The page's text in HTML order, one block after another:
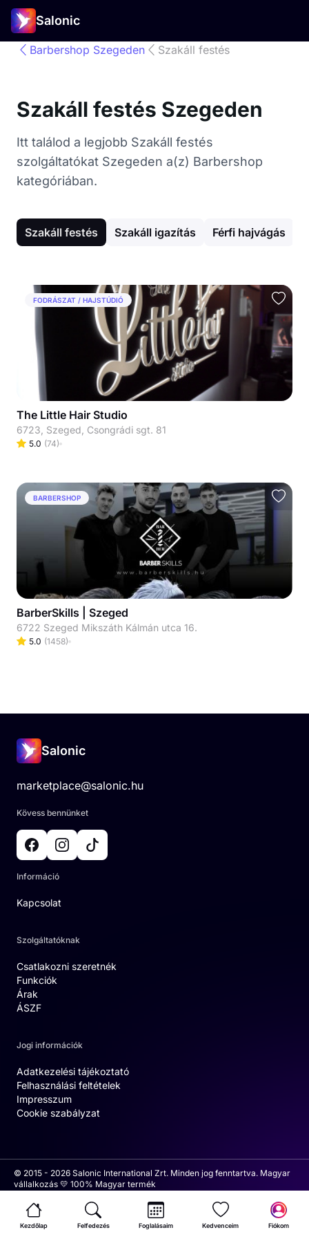
Salonic
Barbershop Szegeden Szakáll festés
Szakáll festés Szegeden
Itt találod a legjobb Szakáll festés
szolgáltatókat Szegeden a(z) Barbershop
kategóriában.
Szakáll festés Szakáll igazítás Férfi hajvágás
FODRÁSZAT / HAJSTÚDIÓ
The Little Hair Studio
6723, Szeged, Csongrádi sgt. 81
5.0 (74)
BARBERSHOP
BarberSkills | Szeged
6722 Szeged Mikszáth Kálmán utca 16.
5.0 (1458)
Salonic
marketplace@salonic.hu
Kövess bennünket
Információ
Kapcsolat
Szolgáltatóknak
Csatlakozni szeretnék
Funkciók
Árak
ÁSZF
Jogi információk
Adatkezelési tájékoztató
Felhasználási feltételek
Impresszum
Cookie szabályzat
© 2015 - 2026 Salonic International Zrt. Minden jog fenntartva. Magyar
vállalkozás 💛 100% Magyar termék
Kezdőlap Felfedezés Foglalásaim Kedvenceim Fiókom